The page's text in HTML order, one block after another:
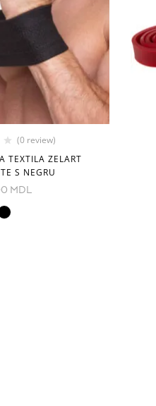
(0 review)
TEXTILA ZELART
S NEGRU
MDL